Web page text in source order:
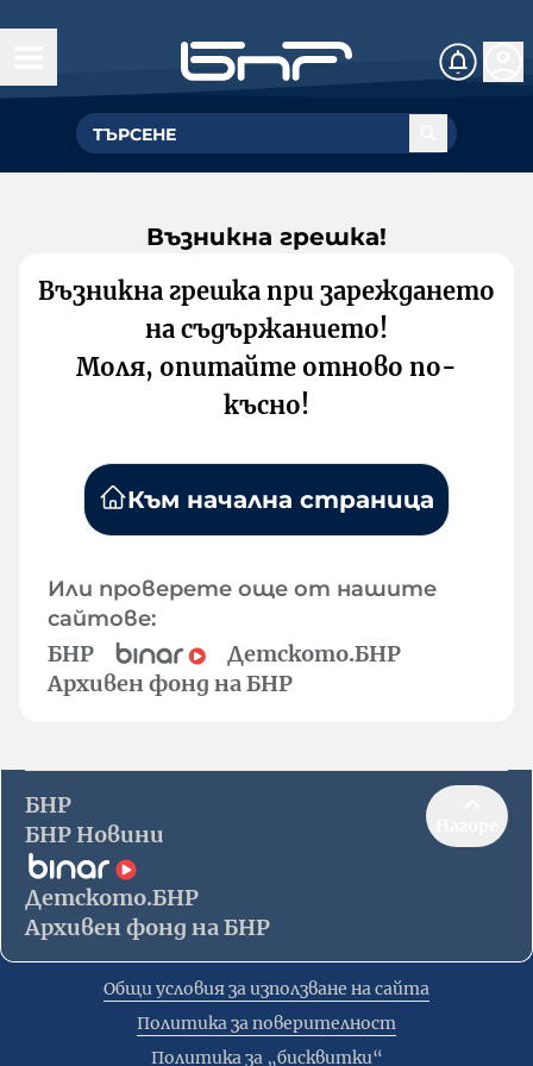
Възникна грешка!
Възникна грешка при зареждането
на съдържанието!
Моля, опитайте отново по-
късно!
Към начална страница
Или проверете още от нашите
сайтове:
БНР
Детското.БНР
Архивен фонд на БНР
БНР
БНР Новини
Детското.БНР
Архивен фонд на БНР
Общи условия за използване на сайта
Политика за поверителност
Политика за „бисквитки“